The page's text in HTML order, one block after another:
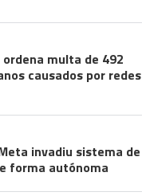
ordena multa de 492
causados por redes
invadiu sistema de
forma autónoma